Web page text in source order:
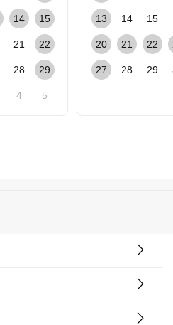
14 15
21 22
28 29
4 5
13 14 15
20 21 22
27 28 29